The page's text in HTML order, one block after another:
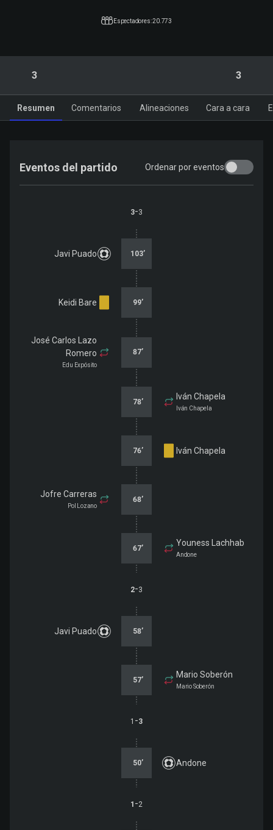
Espectadores: 20.773
3 3
Resumen Comentarios Alineaciones Cara a cara
Eventos del partido Ordenar por eventos
3-3
Javi Puado 103’
Keidi Bare 99’
José Carlos Lazo
Romero
Edu Expósito
87’
Iván Chapela
Iván Chapela
78’
Iván Chapela
76’
Jofre Carreras
Pol Lozano
68’
Youness Lachhab
Andone
67’
2-3
Javi Puado 58’
Mario Soberón
Mario Soberón
57’
1 -3
Andone
50’
1 -2